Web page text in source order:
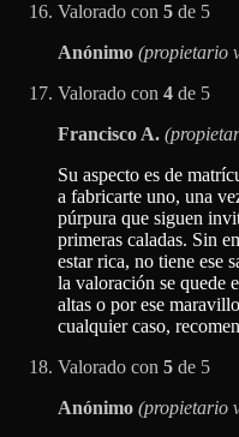
Valorado con 5 de 5
Anónimo (propietario
Valorado con 4 de 5
Francisco A.
Su aspecto es de
a fabricarte uno, una
púrpura que siguen
primeras caladas. Sin
estar rica, no tiene ese
la valoración se quede
altas o por ese
cualquier caso,
Valorado con 5 de 5
Anónimo (propietario